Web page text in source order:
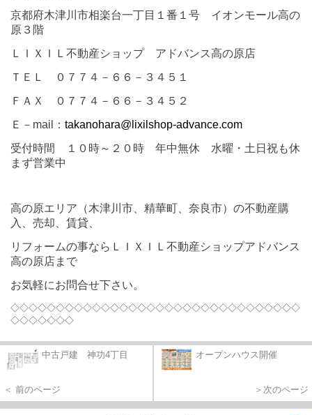
京都府木津川市相楽台一丁目１番１号 イオンモール高の
原３階
ＬＩＸＩＬ不動産ショップ アドバンス高の原店
ＴＥＬ ０７７４－６６－３４５１
ＦＡＸ ０７７４－６６－３４５２
Ｅ－ mail ： takanohara@lixilshop-advance.com
受付時間 １０時～２０時 年中無休 水曜・土日祝も休
まず営業中
高の原エリア（木津川市、精華町、奈良市）の不動産購
入、売却、賃貸、
リフォームの事ならＬＩＸＩＬ不動産ショップアドバンス
高の原店まで
お気軽にお問合せ下さい。
◇◇◇◇◇◇◇◇◇◇◇◇◇◇◇◇◇◇◇◇◇◇◇◇◇◇◇◇◇◇◇◇
◇◇◇◇◇◇◇
中古戸建 神功4丁目
＜ 前のページ
オープンハウス開催
＞次のページ